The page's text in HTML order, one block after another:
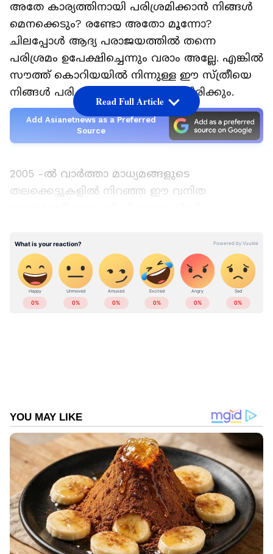
അതേ കാര്യത്തിനായി പരിശ്രമിക്കാൻ നിങ്ങൾ
മെനക്കെടും? രണ്ടോ അതോ മൂന്നോ?
ചിലപ്പോൾ ആദ്യ പരാജയത്തിൽ തന്നെ
പരിശ്രമം ഉപേക്ഷിച്ചെന്നും വരാം അല്ലേ. എങ്കിൽ
സൗത്ത് കൊറിയയിൽ നിന്നുള്ള ഈ സ്ത്രീയെ
നിങ്ങൾ പരിചയപ്പെടുന്നത് നന്നായിരിക്കും.
Add Asianetnews as a Preferred
Source
2005 -ൽ വാർത്താ മാധ്യമങ്ങളുടെ
തലക്കെട്ടുകളിൽ നിറഞ്ഞ ഈ വനിത
തവണയാണ്. 959 തവണ പരാജയപ്പെട്ടപ്പോഴും
അവർ പിന്മാറാൻ തയ്യാറായില്ല. ഒടുവിൽ 960 -ാം
തവണ അവൾ തൻറെ ലക്ഷ്യം നേടിയെടുത്തു.
18 വർഷങ്ങൾക്കു മുൻപ് നടന്ന
സംഭവമാണെങ്കിലും സോഷ്യൽ മീഡിയാ
2005 ഏപ്രിലിൽ ആണ് ചാ സ സൂൺ ആദ്യമായി
ഡ്രൈവിംഗ് ലൈസൻസിനുള്ള എഴുത്ത്
പരീക്ഷയിൽ പങ്കെടുക്കുന്നത്. പക്ഷേ, അവർ
പരാജയപ്പെട്ടു. തുടർന്നുവന്ന മൂന്നുവർഷം
ആഴ്ചയിൽ അഞ്ചു ദിവസം വീതം വീണ്ടുമവർ
പരീക്ഷ എഴുതി കൊണ്ടേയിരുന്നു. പക്ഷേ
ജയിച്ചില്ല. എങ്കിലും പരീക്ഷ എഴുതുന്നത്
നിർത്തിയില്ല. പിന്നീട് വന്ന ആഴ്ചകളിലും
രണ്ടുതവണ വീതം പരീക്ഷ എഴുതുന്നത്
Read Full Article